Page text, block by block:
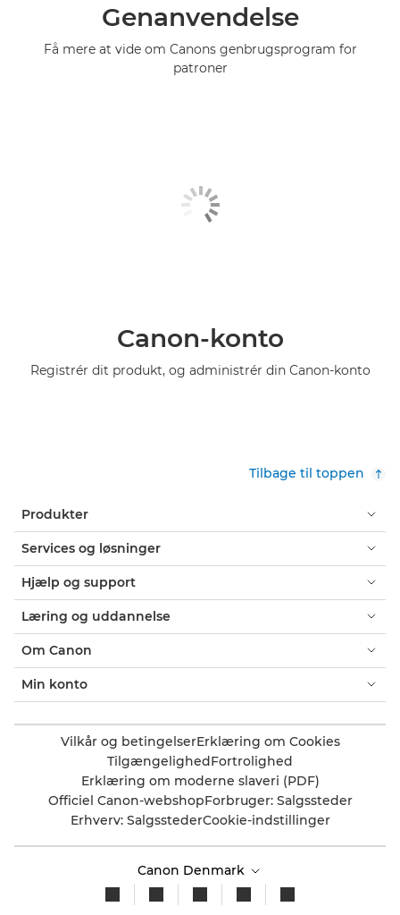
Genanvendelse
Få mere at vide om Canons genbrugsprogram for
patroner
Canon-konto
Registrér dit produkt, og administrér din Canon-konto
Tilbage til toppen
Produkter
Services og løsninger
Hjælp og support
Læring og uddannelse
Om Canon
Min konto
Vilkår og betingelserErklæring om Cookies
TilgængelighedFortrolighed
Erklæring om moderne slaveri (PDF)
Officiel Canon-webshopForbruger: Salgssteder
Erhverv: SalgsstederCookie-indstillinger
Canon Denmark